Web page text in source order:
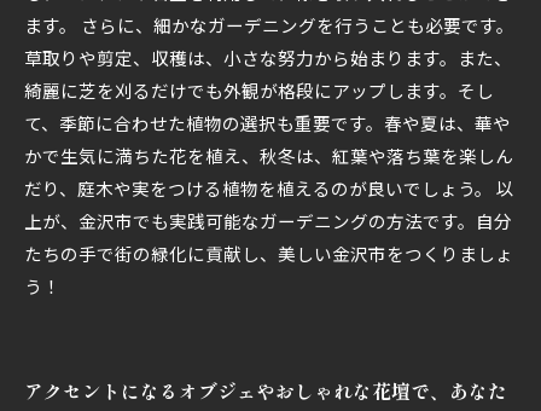
ます。 さらに、細かなガーデニングを行うことも必要です。
草取りや剪定、収穫は、小さな努力から始まります。また、
綺麗に芝を刈るだけでも外観が格段にアップします。そし
て、季節に合わせた植物の選択も重要です。春や夏は、華や
かで生気に満ちた花を植え、秋冬は、紅葉や落ち葉を楽しん
だり、庭木や実をつける植物を植えるのが良いでしょう。 以
上が、金沢市でも実践可能なガーデニングの方法です。自分
たちの手で街の緑化に貢献し、美しい金沢市をつくりましょ
う！
アクセントになるオブジェやおしゃれな花壇で、あなた